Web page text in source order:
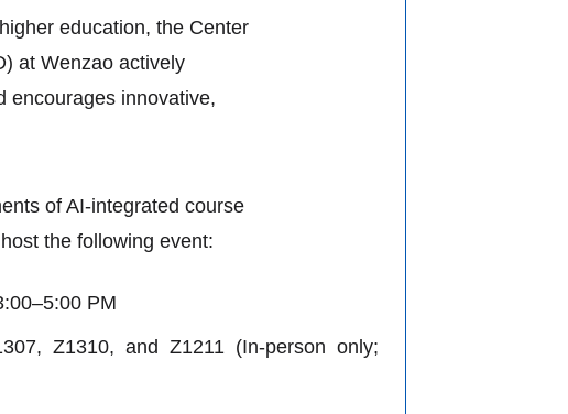
education, the Center
at Wenzao actively
encourages innovative,
of AI-integrated course
the following event:
PM
Z1310, and Z1211 (In-person only;